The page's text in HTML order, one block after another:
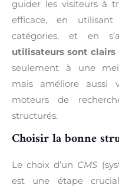
guider les visiteurs à
efficace, en utilisant
catégories, et en
utilisateurs sont clairs
seulement à une
mais améliore aussi
moteurs de
structurés.
Choisir la bonne
Le choix d’un CMS
est une étape